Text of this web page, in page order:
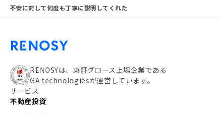
不安に対して何度も丁寧に説明してくれた
RENOSYは、東証グロース上場企業である
GA technologiesが運営しています。
サービス
不動産投資